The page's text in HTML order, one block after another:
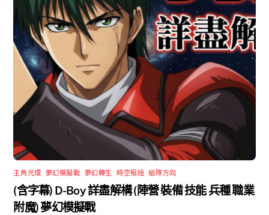
主角光環 夢幻模擬戰 夢幻轉生 ,時空樞紐 ,組隊方向
(含字幕) D-Boy 詳盡解構 (陣營 裝備 技能 兵種 職業
附魔) 夢幻模擬戰